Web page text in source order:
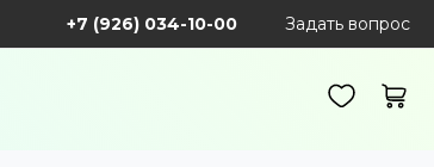
+7 (926) 034-10-00 Задать вопрос